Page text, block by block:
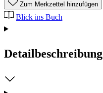
Zum Merkzettel hinzufügen
Blick ins Buch
Detailbeschreibung